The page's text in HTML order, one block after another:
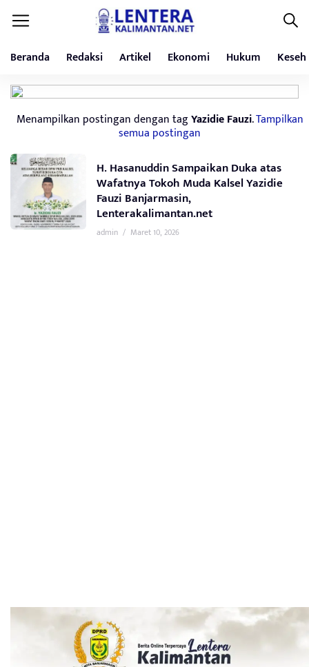
Beranda Redaksi Artikel Ekonomi Hukum
Menampilkan postingan dengan tagYazidie Fauzi.Tampilkan
semua postingan
H. Hasanuddin Sampaikan Duka atas
Wafatnya Tokoh Muda Kalsel Yazidie
Fauzi Banjarmasin,
Lenterakalimantan.net
admin / Maret 10, 2026